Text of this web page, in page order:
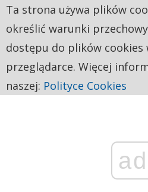
ad
Ta strona używa plików
określić warunki
dostępu do plików cookies
przeglądarce. Więcej
naszej: Polityce Cookies